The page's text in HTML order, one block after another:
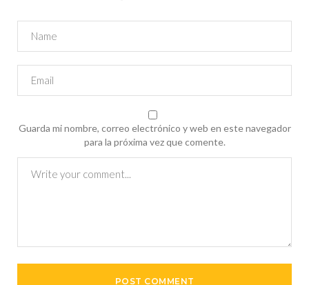
Guarda mi nombre, correo electrónico y web en este navegador
para la próxima vez que comente.